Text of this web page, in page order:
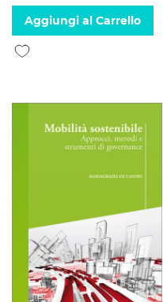
Aggiungi al Carrello
Aggiungi alla lista desideri